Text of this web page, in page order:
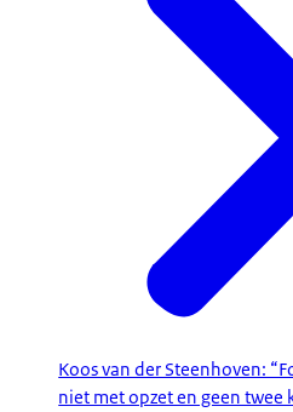
Koos van der Steenhoven:
niet met opzet en geen twee